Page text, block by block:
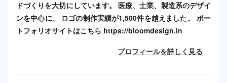
ドづくりを大切にしています。 医療、士業、製造系のデザイ
ンを中心に、 ロゴの制作実績が1,500件を越えました。 ポー
トフォリオサイトはこちら https://bloomdesign.in
プロフィールを詳しく見る